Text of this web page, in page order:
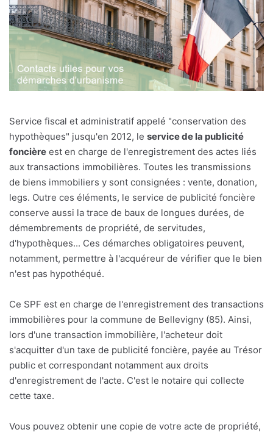
Service fiscal et administratif appelé "conservation des
hypothèques" jusqu'en 2012, le service de la publicité
foncière est en charge de l'enregistrement des actes liés
aux transactions immobilières. Toutes les transmissions
de biens immobiliers y sont consignées : vente, donation,
legs. Outre ces éléments, le service de publicité foncière
conserve aussi la trace de baux de longues durées, de
démembrements de propriété, de servitudes,
d'hypothèques... Ces démarches obligatoires peuvent,
notamment, permettre à l'acquéreur de vérifier que le bien
n'est pas hypothéqué.
Ce SPF est en charge de l'enregistrement des transactions
immobilières pour la commune de Bellevigny (85). Ainsi,
lors d'une transaction immobilière, l'acheteur doit
s'acquitter d'un taxe de publicité foncière, payée au Trésor
public et correspondant notamment aux droits
d'enregistrement de l'acte. C'est le notaire qui collecte
cette taxe.
Vous pouvez obtenir une copie de votre acte de propriété,